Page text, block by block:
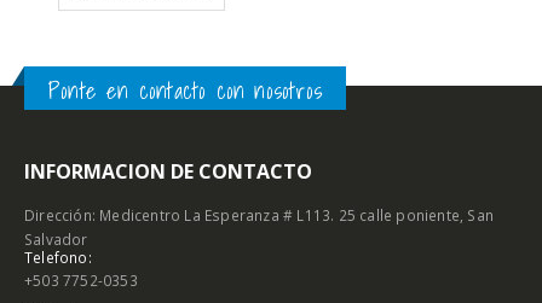
Ponte en contacto con nosotros
INFORMACION DE CONTACTO
Dirección: Medicentro La Esperanza # L113. 25 calle poniente, San
Salvador
Telefono:
+503 7752-0353